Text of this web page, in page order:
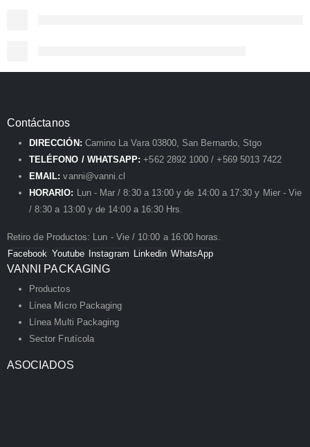
Contáctanos
DIRECCIÓN: Camino La Vara 03800, San Bernardo, Stgo
TELÉFONO / WHATSAPP: +562 2892 1000 / +569 5013 7422
EMAIL: vanni@vanni.cl
HORARIO: Lun - Mar / 8:30 a 13:00 y de 14:00 a 17:30 y Mier - Vie
/ 8:30 a 13:00 y de 14:00 a 16:30 Hrs.
Retiro de Productos: Lun - Vie / 10:00 a 16:00 horas.
Facebook Youtube Instagram Linkedin WhatsApp
VANNI PACKAGING
Productos
Línea Micro Packaging
Línea Multi Packaging
Sector Frutícola
ASOCIADOS